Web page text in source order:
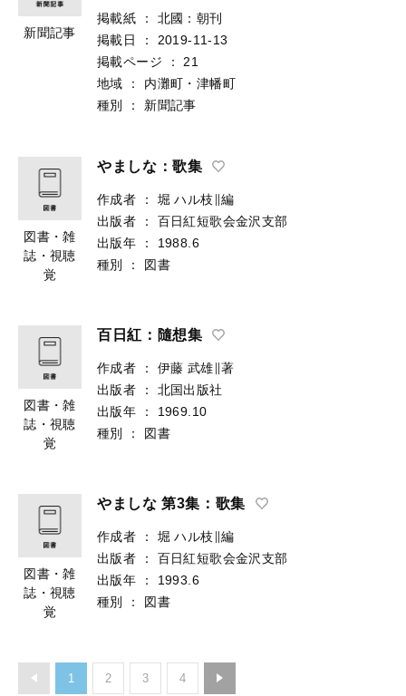
新聞記事
掲載紙 ：
北國：朝刊
掲載日
：
2019-11-13
掲載ページ
：
21
地域
：
内灘町・津幡町
種別
： 新聞記事
図書・雑
誌・視聴
覚
やましな：歌集
作成者 ：
堀 ハル枝∥編
出版者
：
百日紅短歌会金沢支部
出版年
：
1988.6
種別
： 図書
図書・雑
誌・視聴
覚
百日紅：隨想集
作成者 ：
伊藤 武雄∥著
出版者
：
北国出版社
出版年
：
1969.10
種別
： 図書
図書・雑
誌・視聴
覚
やましな 第3集：歌集
作成者 ：
堀 ハル枝∥編
出版者
：
百日紅短歌会金沢支部
出版年
：
1993.6
種別
： 図書
1 2 3 4